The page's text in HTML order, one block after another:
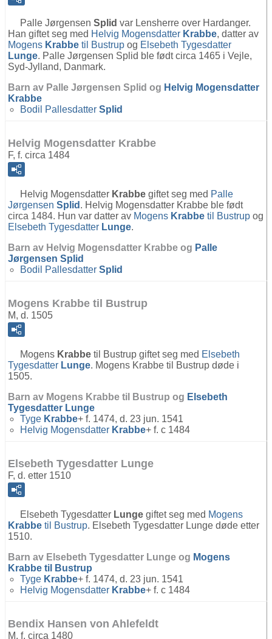
Palle Jørgensen Splid var Lensherre over Hardanger.
Han giftet seg med Helvig Mogensdatter Krabbe, datter av
Mogens Krabbe til Bustrup og Elsebeth Tygesdatter
Lunge. Palle Jørgensen Splid ble født circa 1465 i Vejle,
Syd-Jylland, Danmark.
Barn av Palle Jørgensen Splid og Helvig Mogensdatter
Krabbe
Bodil Pallesdatter Splid
Helvig Mogensdatter Krabbe
F, f. circa 1484
Helvig Mogensdatter Krabbe giftet seg med Palle
Jørgensen Splid . Helvig Mogensdatter Krabbe ble født
circa 1484. Hun var datter av Mogens Krabbe til Bustrup og
Elsebeth Tygesdatter Lunge.
Barn av Helvig Mogensdatter Krabbe og Palle
Jørgensen Splid
Bodil Pallesdatter Splid
Mogens Krabbe til Bustrup
M, d. 1505
Mogens Krabbe til Bustrup giftet seg med Elsebeth
Tygesdatter Lunge. Mogens Krabbe til Bustrup døde i
1505.
Barn av Mogens Krabbe til Bustrup og Elsebeth
Tygesdatter Lunge
Tyge Krabbe+ f. 1474, d. 23 jun. 1541
Helvig Mogensdatter Krabbe+ f. c 1484
Elsebeth Tygesdatter Lunge
F, d. etter 1510
Elsebeth Tygesdatter Lunge giftet seg med Mogens
Krabbe til Bustrup. Elsebeth Tygesdatter Lunge døde etter
1510.
Barn av Elsebeth Tygesdatter Lunge og Mogens
Krabbe til Bustrup
Tyge Krabbe+ f. 1474, d. 23 jun. 1541
Helvig Mogensdatter Krabbe+ f. c 1484
Bendix Hansen von Ahlefeldt
M, f. circa 1480